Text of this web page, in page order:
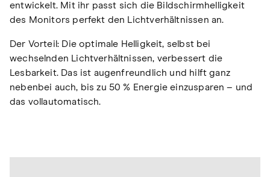
entwickelt. Mit ihr passt sich die Bildschirmhelligkeit
des Monitors perfekt den Lichtverhältnissen an.
Der Vorteil: Die optimale Helligkeit, selbst bei
wechselnden Lichtverhältnissen, verbessert die
Lesbarkeit. Das ist augenfreundlich und hilft ganz
nebenbei auch, bis zu 50 % Energie einzusparen – und
das vollautomatisch.